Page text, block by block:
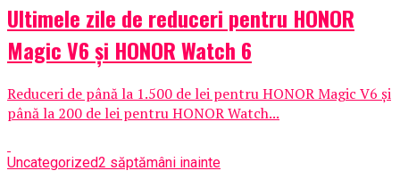
Ultimele zile de reduceri pentru HONOR
Magic V6 și HONOR Watch 6
Reduceri de până la 1.500 de lei pentru HONOR Magic V6 și
până la 200 de lei pentru HONOR Watch...
Uncategorized2 săptămâni inainte